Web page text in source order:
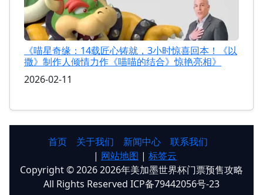
《喵星奇缘：14载匠心铸就，3小时惊喜回本！《以
撒》制作人倾情力作《喵喵的结合》惊艳亮相》
2026-02-11
首页 关于我们 新闻中心
联系我们
| 网站地图 | 标签云
Copyright © 2026 2026年美加墨世界杯门票预售攻略
All Rights Reserved ICP备79442056号-23